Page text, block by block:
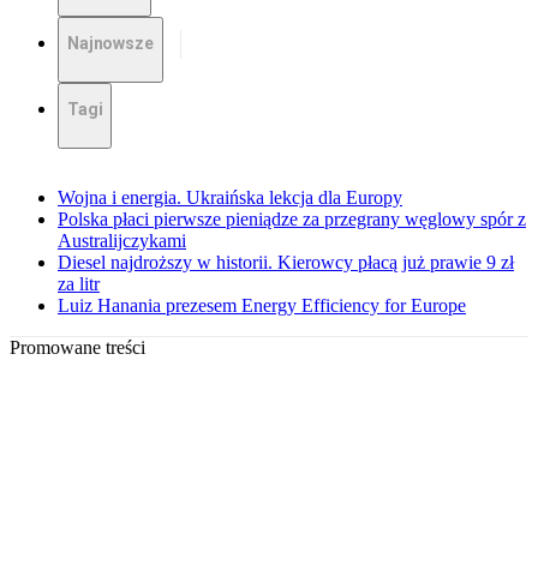
Najnowsze
Tagi
Wojna i energia. Ukraińska lekcja dla Europy
Polska płaci pierwsze pieniądze za przegrany węglowy spór z
Australijczykami
Diesel najdroższy w historii. Kierowcy płacą już prawie 9 zł
za litr
Luiz Hanania prezesem Energy Efficiency for Europe
Promowane treści